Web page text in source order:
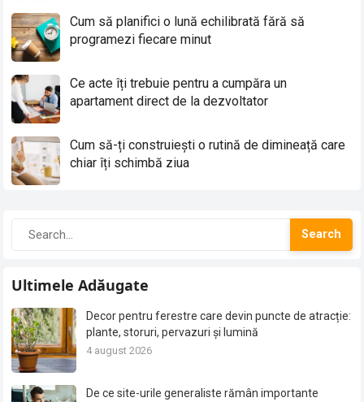
Cum să planifici o lună echilibrată fără să
programezi fiecare minut
Ce acte îți trebuie pentru a cumpăra un
apartament direct de la dezvoltator
Cum să-ți construiești o rutină de dimineață care
chiar îți schimbă ziua
Search
Ultimele Adăugate
Decor pentru ferestre care devin puncte de atracție:
plante, storuri, pervazuri și lumină
4 august 2026
De ce site-urile generaliste rămân importante